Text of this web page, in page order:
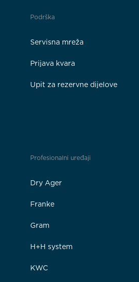
Podrška
Servisna mreža
Prijava kvara
Upit za rezervne dijelove
Profesionalni uređaji
Dry Ager
Franke
Gram
H+H system
KWC